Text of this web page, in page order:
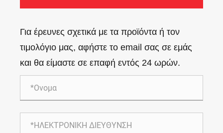
Για έρευνες σχετικά με τα προϊόντα ή τον
τιμολόγιο μας, αφήστε το email σας σε εμάς
και θα είμαστε σε επαφή εντός 24 ωρών.